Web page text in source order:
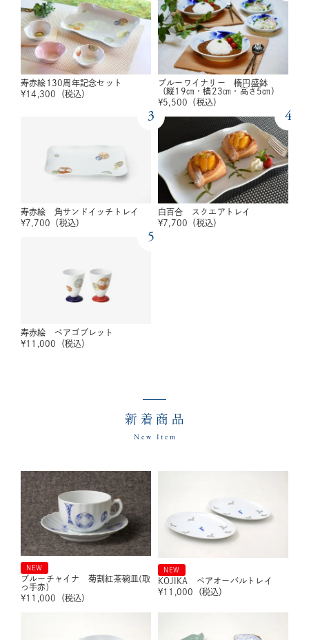
寿赤絵130周年記念セット
¥14,300 （税込）
ブルーワイナリー 楕円盛鉢
（縦19㎝・横23㎝・高さ5㎝）
¥5,500 （税込）
3
寿赤絵 角サンドイッチトレイ
¥7,700 （税込）
4
白百合 スクエアトレイ
¥7,700 （税込）
5
寿赤絵 ペアゴブレット
¥11,000 （税込）
新着商品
New Item
NEW
ブルーチャイナ 菊割紅茶碗皿(取
っ手赤)
¥11,000 （税込）
NEW
KOJIKA ペアオーバルトレイ
¥11,000 （税込）